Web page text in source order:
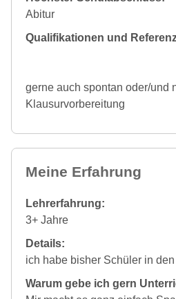
Abitur
Qualifikationen und
gerne auch spontan oder/und
Klausurvorbereitung
Meine Erfahrung
Lehrerfahrung:
3+ Jahre
Details:
ich habe bisher Schüler in
Warum gebe ich gern